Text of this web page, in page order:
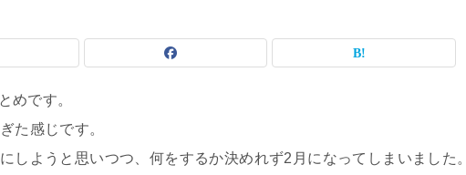
めです。
た感じです。
しようと思いつつ、何をするか決めれず2月になってしまいました。